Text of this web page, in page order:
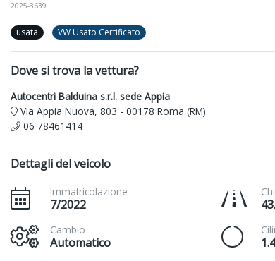
2025-3639
usata VW Usato Certificato
Dove si trova la vettura?
Autocentri Balduina s.r.l. sede Appia
Via Appia Nuova, 803 - 00178 Roma (RM)
06 78461414
Dettagli del veicolo
Immatricolazione
7/2022
Cambio
Automatico